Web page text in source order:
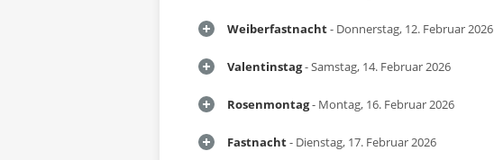
Weiberfastnacht- Donnerstag, 12. Februar 2026
Valentinstag- Samstag, 14. Februar 2026
Rosenmontag- Montag, 16. Februar 2026
Fastnacht- Dienstag, 17. Februar 2026